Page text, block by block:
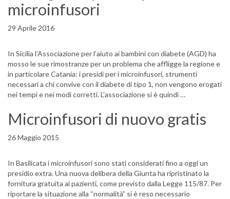
microinfusori
29 Aprile 2016
In Sicilia l’Associazione per l’aiuto ai bambini con diabete (AGD) ha
mosso le sue rimostranze per un problema che affligge la regione e
in particolare Catania: i presidi per i microinfusori, strumenti
necessari a chi convive con il diabete di tipo 1, non vengono erogati
nei tempi e nei modi corretti. L’associazione si è quindi …
Microinfusori di nuovo gratis
26 Maggio 2015
In Basilicata i microinfusori sono stati considerati fino a oggi un
presidio extra. Una nuova delibera della Giunta ha ripristinato la
fornitura gratuita ai pazienti, come previsto dalla Legge 115/87. Per
riportare la situazione alla “normalità” si è reso necessario